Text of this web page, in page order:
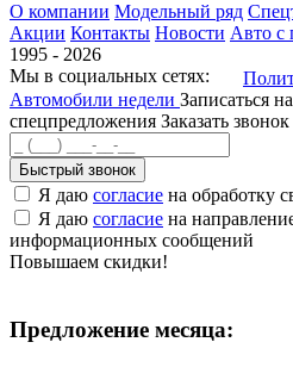
О компании Модельный ряд
Акции Контакты Новости Авто с
1995 - 2026
Мы в социальных сетях:
Автомобили недели Записаться
спецпредложения Заказать звонок
Быстрый звонок
Я даю согласие на обработку
Я даю согласие на
информационных сообщений
Повышаем скидки!
Предложение месяца: